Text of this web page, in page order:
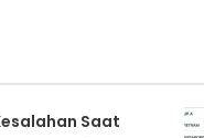
Saat